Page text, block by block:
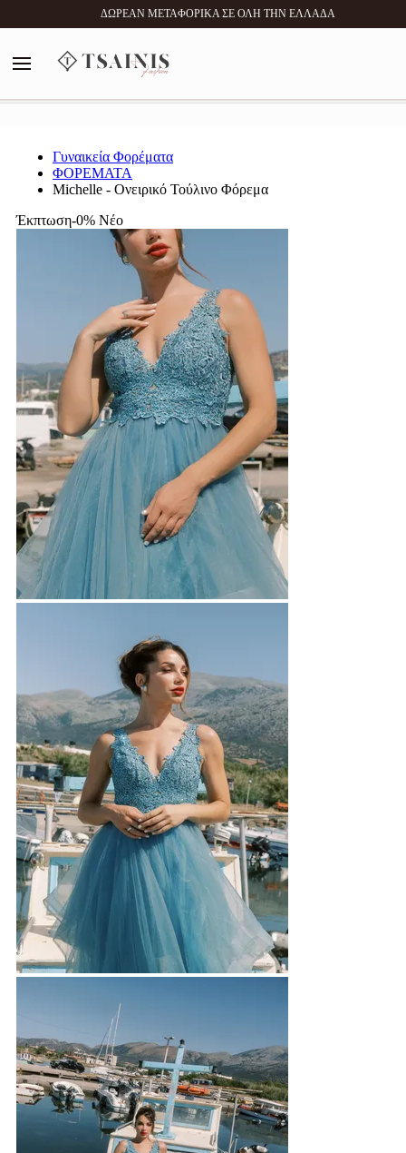
ΔΩΡΕΑΝ ΜΕΤΑΦΟΡΙΚΑ ΣΕ ΟΛΗ ΤΗΝ ΕΛΛΑΔΑ
MENU
Γυναικεία Φορέματα
ΦΟΡΕΜΑΤΑ
Michelle - Ονειρικό Τούλινο Φόρεμα
Έκπτωση-0% Νέο